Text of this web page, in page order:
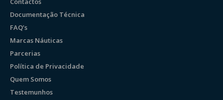
Documentação Técnica
FAQ’s
Marcas Náuticas
Parcerias
Política de Privacidade
Quem Somos
Testemunhos